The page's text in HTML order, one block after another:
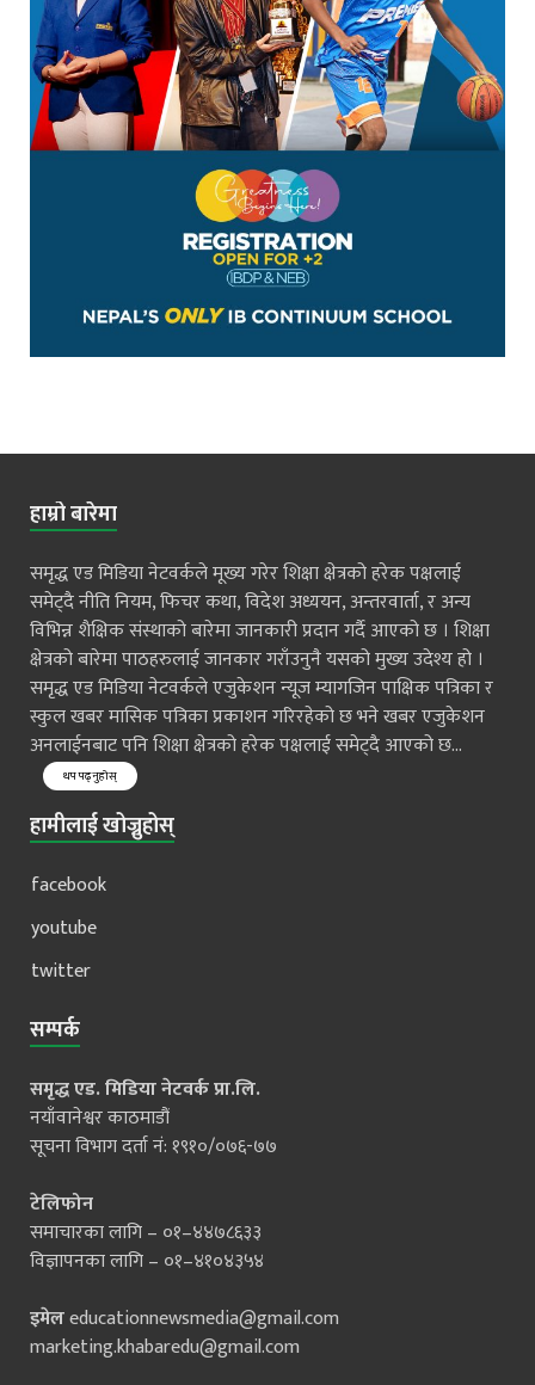
हाम्रो बारेमा
समृद्ध एड मिडिया नेटवर्कले मूख्य गरेर शिक्षा क्षेत्रको हरेक पक्षलाई
समेट्दै नीति नियम, फिचर कथा, विदेश अध्ययन, अन्तरवार्ता, र अन्य
विभिन्न शैक्षिक संस्थाको बारेमा जानकारी प्रदान गर्दै आएको छ । शिक्षा
क्षेत्रको बारेमा पाठहरुलाई जानकार गराँउनुनै यसको मुख्य उदेश्य हो ।
समृद्ध एड मिडिया नेटवर्कले एजुकेशन न्यूज म्यागजिन पाक्षिक पत्रिका र
स्कुल खबर मासिक पत्रिका प्रकाशन गरिरहेको छ भने खबर एजुकेशन
अनलाईनबाट पनि शिक्षा क्षेत्रको हरेक पक्षलाई समेट्दै आएको छ...
थप पढ्नुहोस्
हामीलाई खोज्नुहोस्
facebook
youtube
twitter
सम्पर्क
समृद्ध एड. मिडिया नेटवर्क प्रा.लि.
नयाँवानेश्वर काठमाडौं
सूचना विभाग दर्ता नं: १९१०/०७६-७७
टेलिफोन
समाचारका लागि – ०१–४४७८६३३
विज्ञापनका लागि – ०१–४१०४३५४
इमेलeducationnewsmedia@gmail.com
marketing.khabaredu@gmail.com